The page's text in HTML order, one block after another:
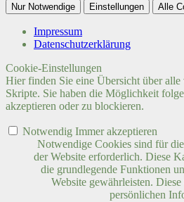
Nur Notwendige Einstellungen Alle
Impressum
Datenschutzerklärung
Cookie-Einstellungen
Hier finden Sie eine Übersicht über
Skripte. Sie haben die Möglichkeit
akzeptieren oder zu blockieren.
Notwendig Immer akzeptieren
Notwendige Cookies sind für
der Website erforderlich. Diese
die grundlegende Funktionen
Website gewährleisten.
persönlichen